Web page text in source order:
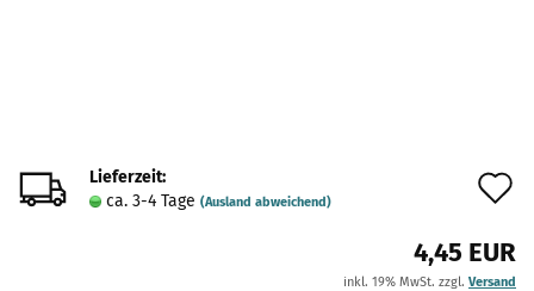
Lieferzeit:
ca. 3-4 Tage (Ausland abweichend)
4,45 EUR
inkl. 19% MwSt. zzgl. Versand